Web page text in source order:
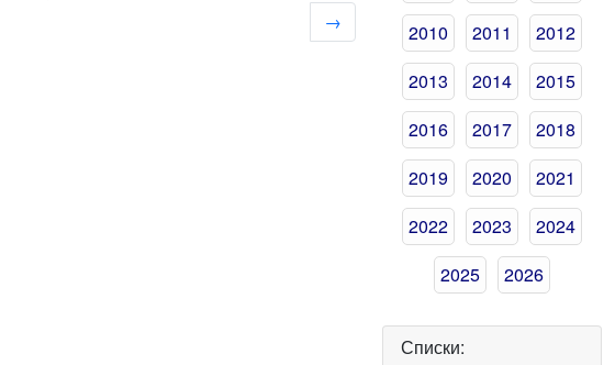
→
2010
2011
2012
2013
2014
2015
2016
2017
2018
2019
2020
2021
2022
2023
2024
2025
2026
Списки: